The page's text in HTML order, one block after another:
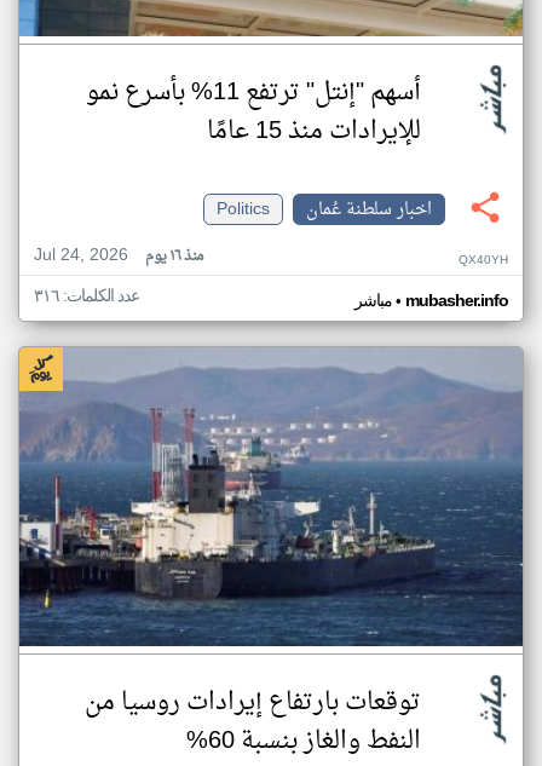
أسهم "إنتل" ترتفع 11% بأسرع نمو
للإيرادات منذ 15 عامًا
اخبار سلطنة عُمان
Politics
Jul 24, 2026
منذ ١٦ يوم QX40YH
مباشر• mubasher.info عدد الكلمات: ٣١٦
توقعات بارتفاع إيرادات روسيا من
النفط والغاز بنسبة 60%